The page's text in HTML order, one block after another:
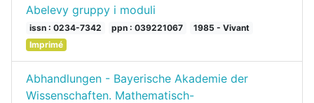
Abelevy gruppy i moduli
issn : 0234-7342 ppn : 039221067
1985 - Vivant
Imprimé
Abhandlungen - Bayerische Akademie der
Wissenschaften. Mathematisch-